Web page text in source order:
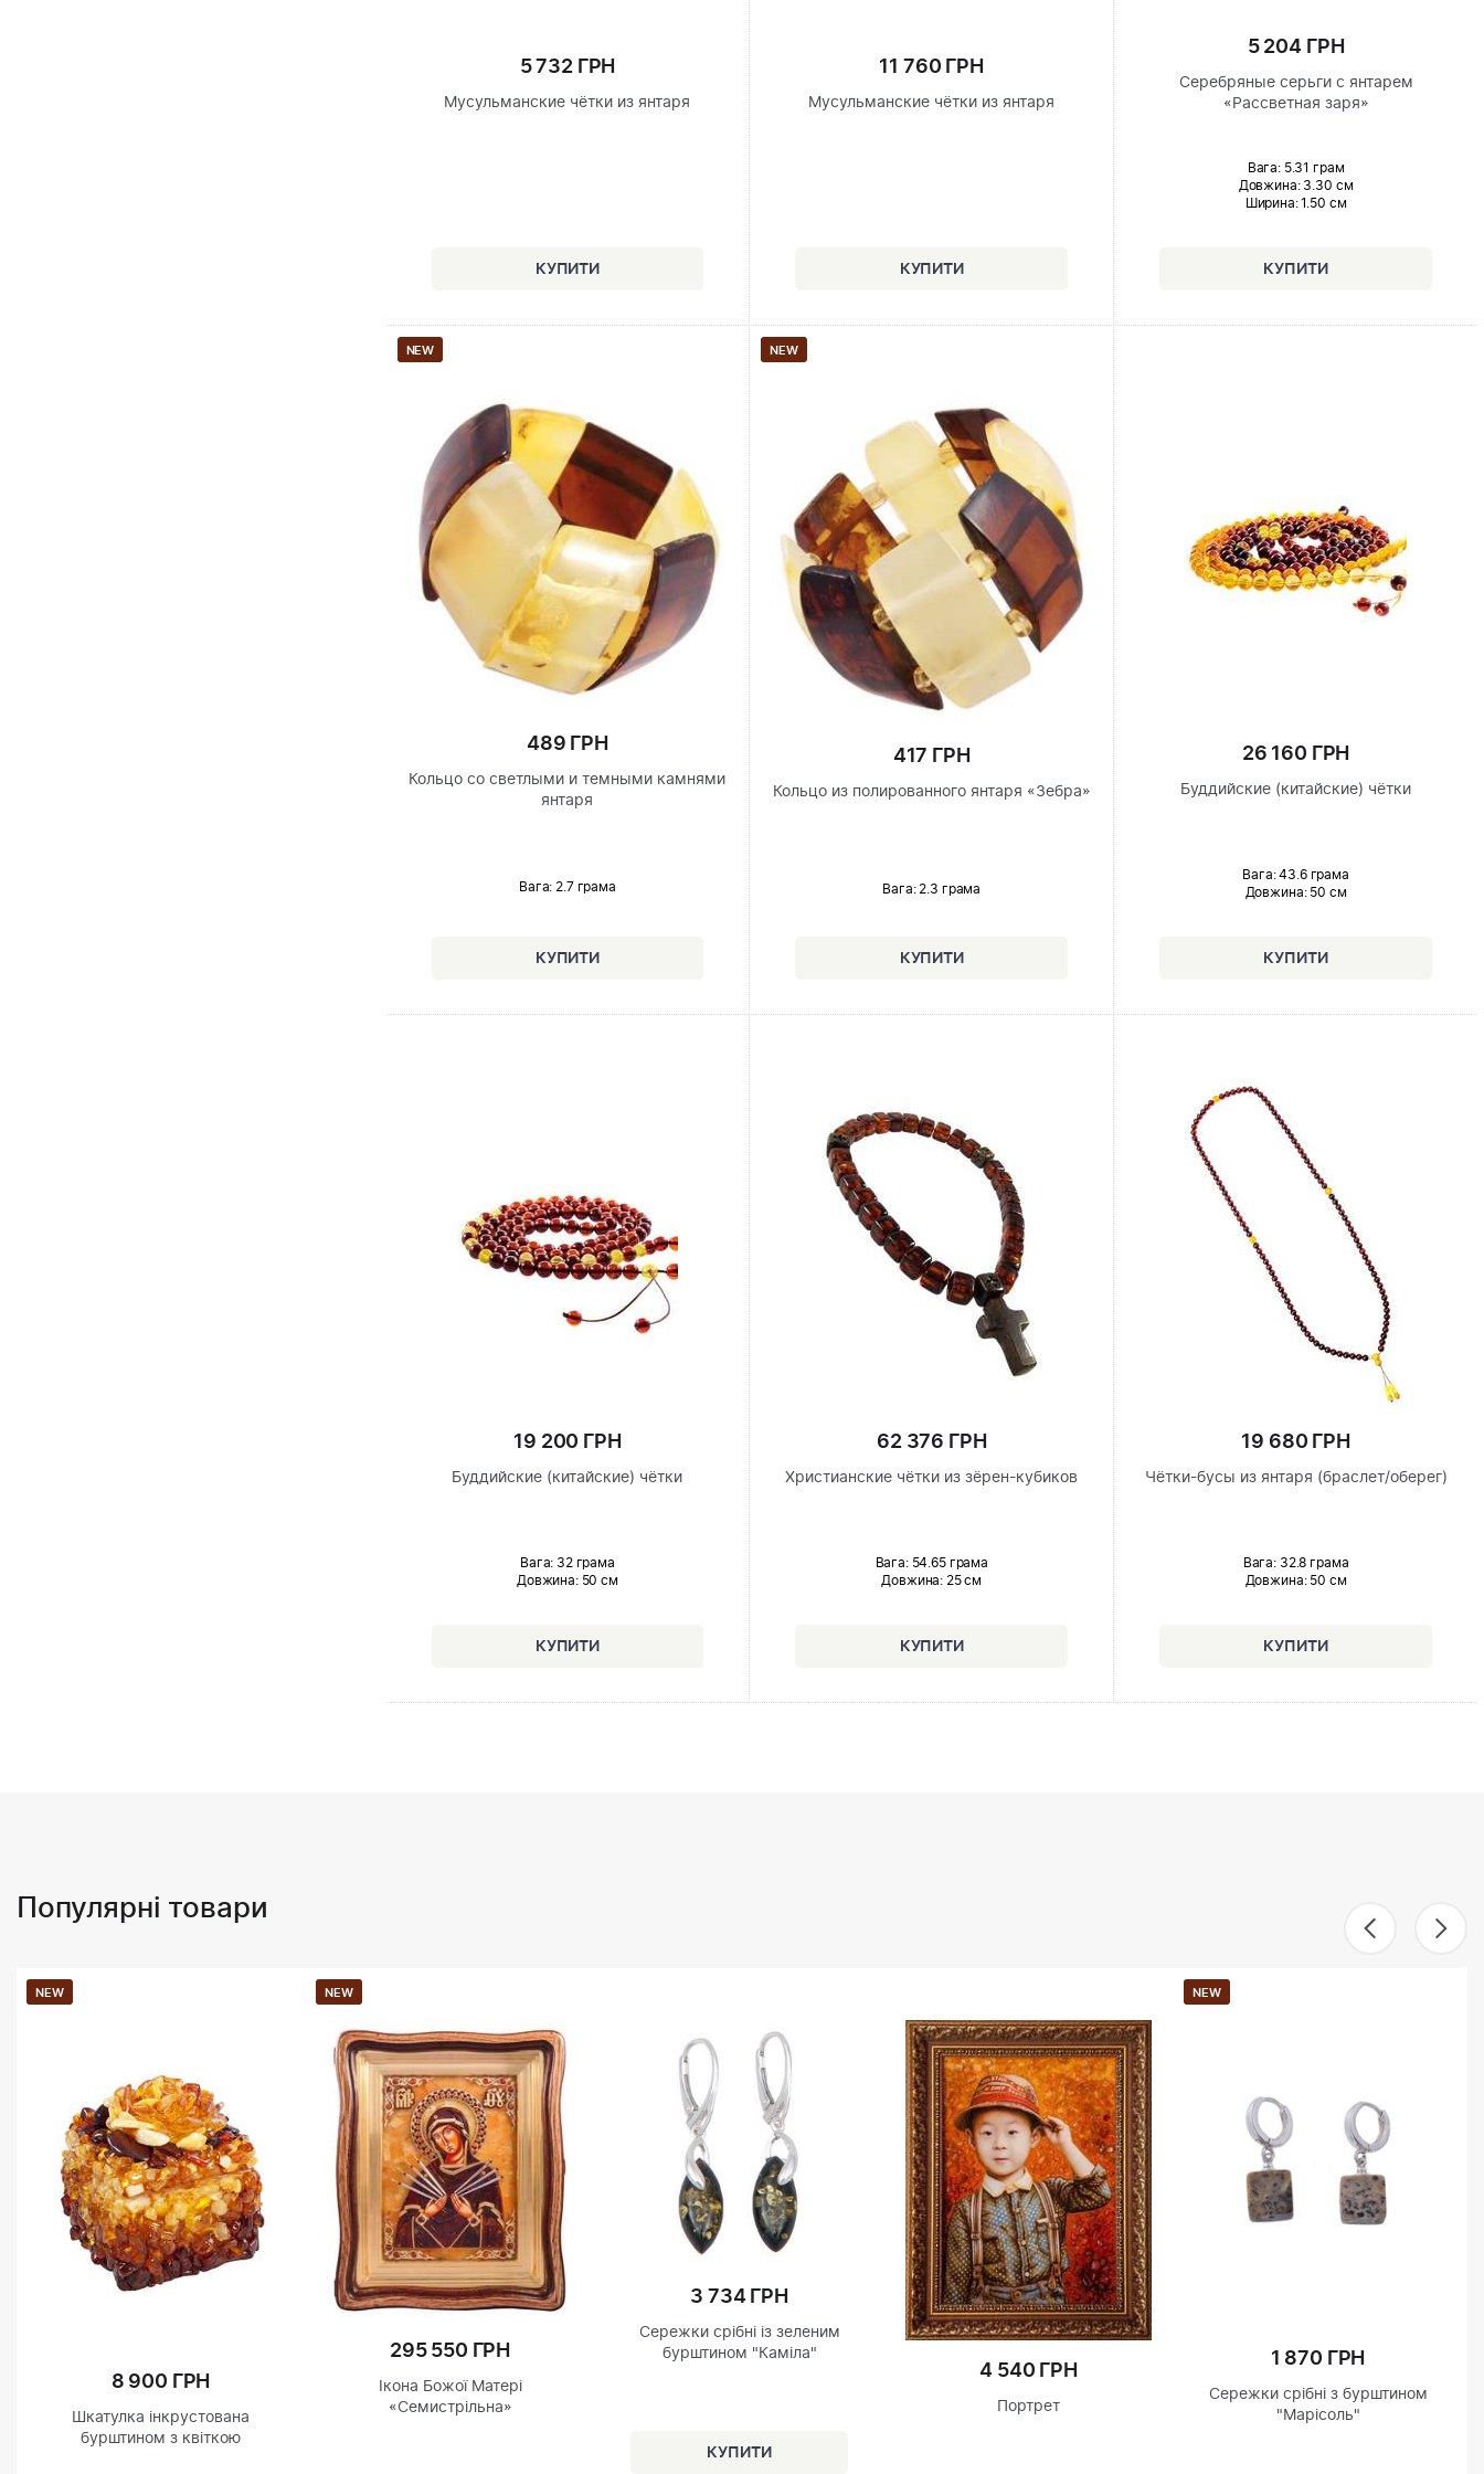
5 732 ГРН
Мусульманские чётки из янтаря
11 760 ГРН
Мусульманские чётки из янтаря
5 204 ГРН
Серебряные серьги с янтарем
«Рассветная заря»
Вага: 5.31 грам
Довжина:3.30 см
Ширина: 1.50 см
NEW
489 ГРН
Кольцо со светлыми и темными камнями
янтаря
Вага: 2.7 грама
NEW
417 ГРН
Кольцо из полированного янтаря «Зебра»
Вага: 2.3 грама
26 160 ГРН
Буддийские (китайские) чётки
Вага: 43.6 грама
Довжина:50 см
19 200 ГРН
Буддийские (китайские) чётки
Вага: 32 грама
Довжина:50 см
62 376 ГРН
Христианские чётки из зёрен-кубиков
Вага: 54.65 грама
Довжина: 25 см
19 680 ГРН
Чётки-бусы из янтаря (браслет/оберег)
Вага: 32.8 грама
Довжина:50 см
Популярні товари
NEW
8 900 ГРН
Шкатулка інкрустована
бурштином з квіткою
NEW
295 550 ГРН
Ікона Божої Матері
«Семистрільна»
3 734 ГРН
Сережки срібні із зеленим
бурштином "Каміла"
4 540 ГРН
Портрет
NEW
1 870 ГРН
Сережки срібні з бурштином
"Марісоль"